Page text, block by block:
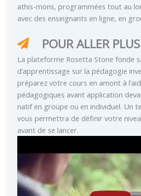
athis-mons, programmées tout au
avec des enseignants en ligne, en
POUR ALLER
La plateforme Rosetta Stone fonde
d’apprentissage sur la pédagogie
préparez votre cours en amont à
pédagogiques avant application
natif en groupe ou en individuel. Un
vous permettra de définir votre
avant de se lancer.